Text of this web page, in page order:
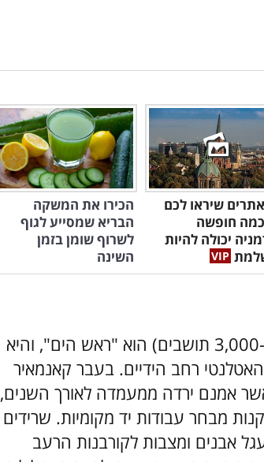
14 אתרים שיראו לכם
חופשה
יכולה להיות
הכירו את המשקה
הבריא שמסייע לגוף
לשרוף שומן בזמן
השינה
משמעות שמה של העיירה הקטנה הזו (פחות מ-3,000 תושבים) הוא "ראש הים", והיא
רחב הידיים. בעבר קאנמאיר
אמנם ירדה ממעמדה לאורך השנים,
מבחר עבודות יד מקומיות. שרידים
אבנים ומצבות לקורבנות הרעב